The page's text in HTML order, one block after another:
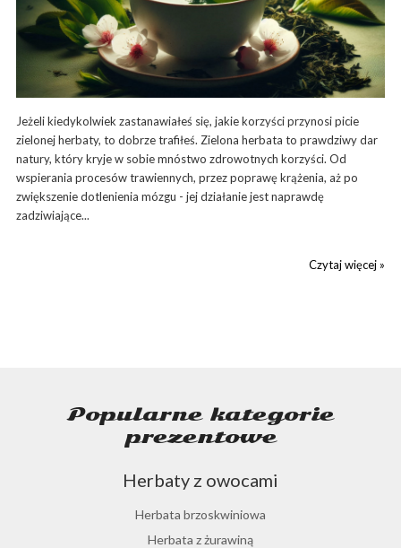
Jeżeli kiedykolwiek zastanawiałeś się, jakie korzyści przynosi picie
zielonej herbaty, to dobrze trafiłeś. Zielona herbata to prawdziwy dar
natury, który kryje w sobie mnóstwo zdrowotnych korzyści. Od
wspierania procesów trawiennych, przez poprawę krążenia, aż po
zwiększenie dotlenienia mózgu - jej działanie jest naprawdę
zadziwiające...
Czytaj więcej »
Popularne kategorie
prezentowe
Herbaty z owocami
Herbata brzoskwiniowa
Herbata z żurawiną